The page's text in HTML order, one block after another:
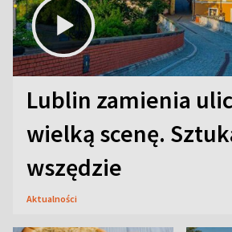
Lublin zamienia
wielką scenę.
wszędzie
Aktualności